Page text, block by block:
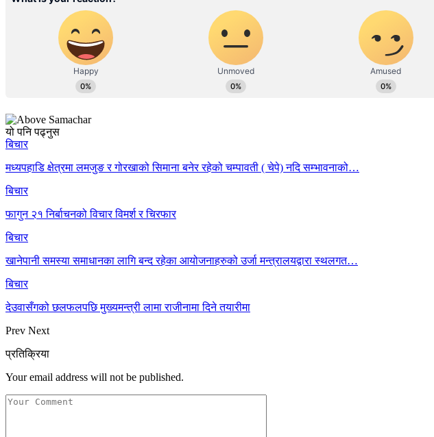
यो पनि पढ्नुस
बिचार
मध्यपहाडि क्षेत्रमा लमजुङ र गोरखाको सिमाना बनेर रहेको चम्पावती ( चेपे) नदि सम्भावनाको…
बिचार
फागुन २१ निर्बाचनको विचार विमर्श र चिरफार
बिचार
खानेपानी समस्या समाधानका लागि बन्द रहेका आयोजनाहरुको उर्जा मन्त्रालयद्वारा स्थलगत…
बिचार
देउवासँगको छलफलपछि मुख्यमन्त्री लामा राजीनामा दिने तयारीमा
Prev Next
प्रतिक्रिया
Your email address will not be published.